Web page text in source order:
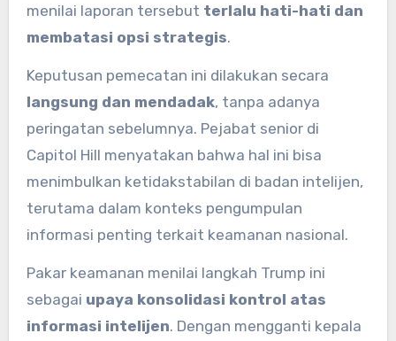
menilai laporan tersebut terlalu hati-hati dan
membatasi opsi strategis.
Keputusan pemecatan ini dilakukan secara
langsung dan mendadak, tanpa adanya
peringatan sebelumnya. Pejabat senior di
Capitol Hill menyatakan bahwa hal ini bisa
menimbulkan ketidakstabilan di badan intelijen,
terutama dalam konteks pengumpulan
informasi penting terkait keamanan nasional.
Pakar keamanan menilai langkah Trump ini
sebagai upaya konsolidasi kontrol atas
informasi intelijen. Dengan mengganti kepala